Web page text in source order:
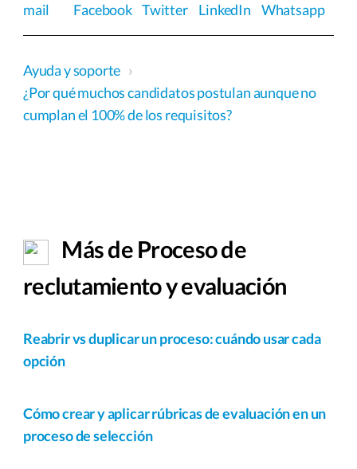
mail
Facebook Twitter LinkedIn Whatsapp
Ayuda y soporte ›
¿Por qué muchos candidatos postulan aunque no
cumplan el 100% de los requisitos?
Más de Proceso de
reclutamiento y evaluación
Reabrir vs duplicar un proceso: cuándo usar cada
opción
Cómo crear y aplicar rúbricas de evaluación en un
proceso de selección